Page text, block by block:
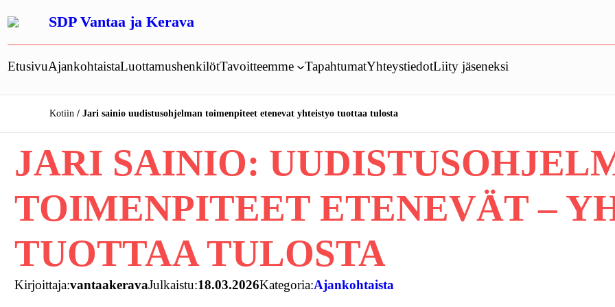
sisältöön
SDP Vantaa ja Kerava
EtusivuAjankohtaistaLuottamushenkilötTavoitteemme TapahtumatYhteystiedotLiity jäseneksi
Kotiin Jari sainio uudistusohjelman toimenpiteet etenevat yhteistyo tuottaa tulosta
JARI SAINIO:
TOIMENPITEET ETENEVÄT –
TUOTTAA TULOSTA
Kirjoittaja:vantaakeravaJulkaistu:18.03.2026Kategoria:Ajankohtaista